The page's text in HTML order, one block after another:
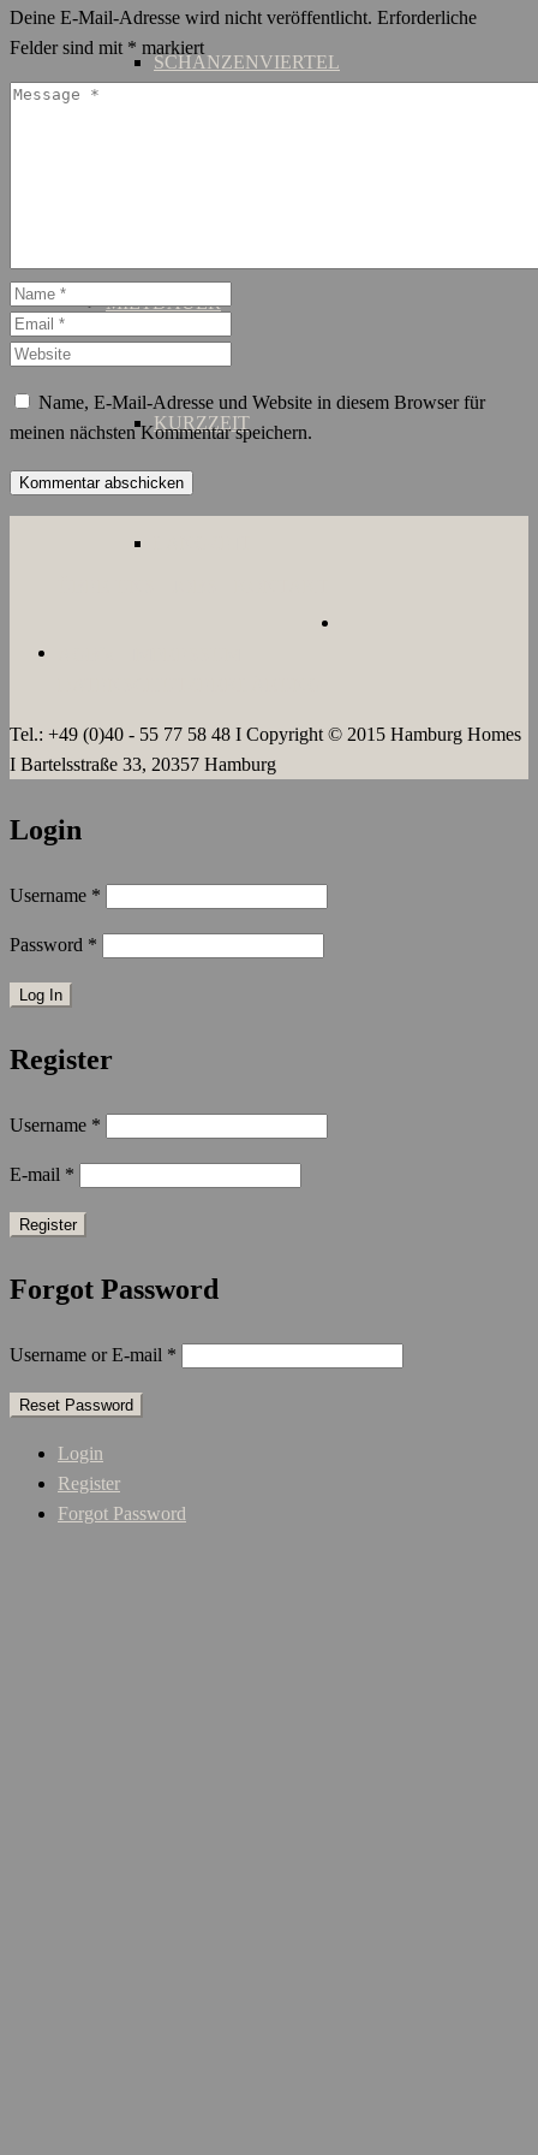
SCHANZENVIERTEL
MIETDAUER
KURZZEIT
Deine E-Mail-Adresse wird nicht veröffentlicht. Erforderliche
Felder sind mit * markiert
Name, E-Mail-Adresse und Website in diesem Browser für
meinen nächsten Kommentar speichern.
Tel.: +49 (0)40 - 55 77 58 48 I Copyright © 2015 Hamburg Homes
I Bartelsstraße 33, 20357 Hamburg
Login
Username *
Password *
Register
Username *
E-mail *
Forgot Password
Username or E-mail *
Login
Register
Forgot Password